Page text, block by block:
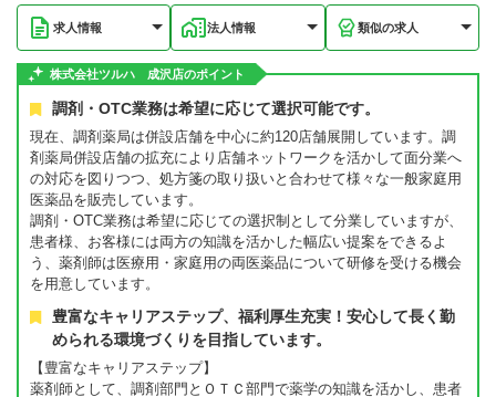
求人情報 法人情報 類似の求人
株式会社ツルハ 成沢店のポイント
調剤・OTC業務は希望に応じて選択可能です。
現在、調剤薬局は併設店舗を中心に約120店舗展開しています。調
剤薬局併設店舗の拡充により店舗ネットワークを活かして面分業へ
の対応を図りつつ、処方箋の取り扱いと合わせて様々な一般家庭用
医薬品を販売しています。
調剤・OTC業務は希望に応じての選択制として分業していますが、
患者様、お客様には両方の知識を活かした幅広い提案をできるよ
う、薬剤師は医療用・家庭用の両医薬品について研修を受ける機会
を用意しています。
豊富なキャリアステップ、福利厚生充実！安心して長く勤
められる環境づくりを目指しています。
【豊富なキャリアステップ】
薬剤師として、調剤部門とＯＴＣ部門で薬学の知識を活かし、患者